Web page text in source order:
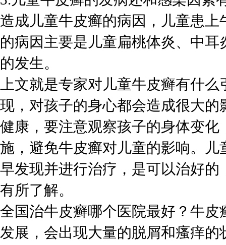
造成儿童牛皮癣的病因，儿童患
的病因主要是儿童扁桃体炎、中
的发生。
上文就是专家对儿童牛皮癣有什
现，对孩子的身心都会造成很大
健康，要注意观察孩子的身体变
施，避免牛皮癣对儿童的影响。
早发现并进行治疗，是可以治好
有所了解。
全国治牛皮癣哪个医院最好？牛
发展，会出现大量的脱屑和瘙痒